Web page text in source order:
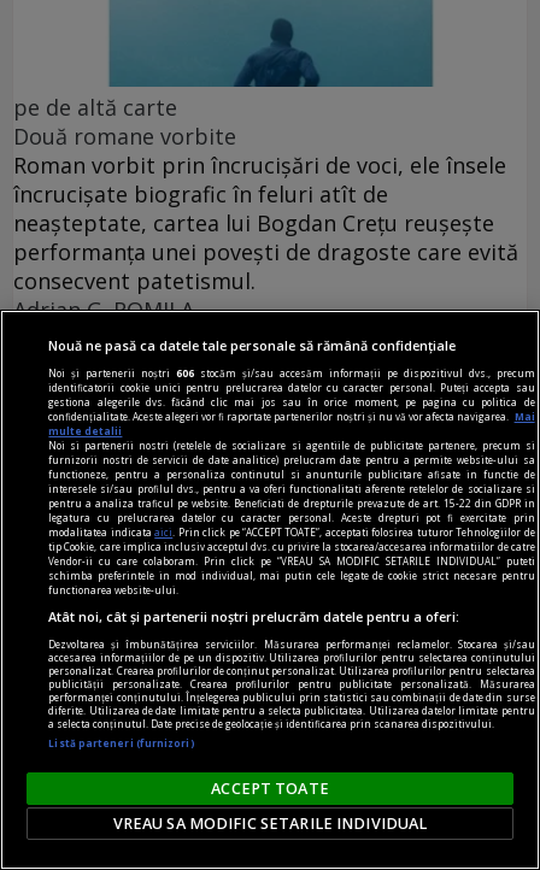
pe de altă carte
Două romane vorbite
Roman vorbit prin încrucișări de voci, ele însele
încrucișate biografic în feluri atît de
neașteptate, cartea lui Bogdan Crețu reușește
performanța unei povești de dragoste care evită
consecvent patetismul.
Adrian G. ROMILA
dilematograf
Plăcerea complotului
Pariser nu e naiv: Europa nu mai e aceeași.
Victor MOROZOV
Parteneri
Nouă ne pasă ca datele tale personale să rămână confidențiale
Noi și partenerii noștri606 stocăm și/sau accesăm informații pe dispozitivul dvs., precum
identificatorii cookie unici pentru prelucrarea datelor cu caracter personal. Puteți accepta sau
gestiona alegerile dvs. făcând clic mai jos sau în orice moment, pe pagina cu politica de
confidențialitate. Aceste alegeri vor fi raportate partenerilor noștri și nu vă vor afecta navigarea.
Mai
multe detalii
Noi si partenerii nostri (retelele de socializare si agentiile de publicitate partenere, precum si
furnizorii nostri de servicii de date analitice) prelucram date pentru a permite website-ului sa
functioneze, pentru a personaliza continutul si anunturile publicitare afisate in functie de
interesele si/sau profilul dvs., pentru a va oferi functionalitati aferente retelelor de socializare si
pentru a analiza traficul pe website. Beneficiati de drepturile prevazute de art. 15-22 din GDPR in
legatura cu prelucrarea datelor cu caracter personal. Aceste drepturi pot fi exercitate prin
modalitatea indicataaici
. Prin click pe “ACCEPT TOATE”, acceptati folosirea tuturor Tehnologiilor de
tip Cookie, care implica inclusiv acceptul dvs. cu privire la stocarea/accesarea informatiilor de catre
Vendor-ii cu care colaboram. Prin click pe “VREAU SA MODIFIC SETARILE INDIVIDUAL” puteti
schimba preferintele in mod individual, mai putin cele legate de cookie strict necesare pentru
functionarea website-ului.
Atât noi, cât și partenerii noștri prelucrăm datele pentru a oferi:
Dezvoltarea și îmbunătățirea serviciilor. Măsurarea performanței reclamelor. Stocarea și/sau
accesarea informațiilor de pe un dispozitiv. Utilizarea profilurilor pentru selectarea conținutului
personalizat. Crearea profilurilor de conținut personalizat. Utilizarea profilurilor pentru selectarea
publicității personalizate. Crearea profilurilor pentru publicitate personalizată. Măsurarea
performanței conținutului. Înțelegerea publicului prin statistici sau combinații de date din surse
diferite. Utilizarea de date limitate pentru a selecta publicitatea. Utilizarea datelor limitate pentru
a selecta conținutul. Date precise de geolocație și identificarea prin scanarea dispozitivului.
Listă parteneri (furnizori)
ACCEPT TOATE
VREAU SA MODIFIC SETARILE INDIVIDUAL